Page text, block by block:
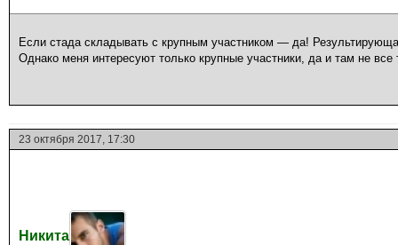
Если стада складывать с крупным участником — да!
Однако меня интересуют только крупные участники, да и там не
23 октября 2017, 17:30
Никита